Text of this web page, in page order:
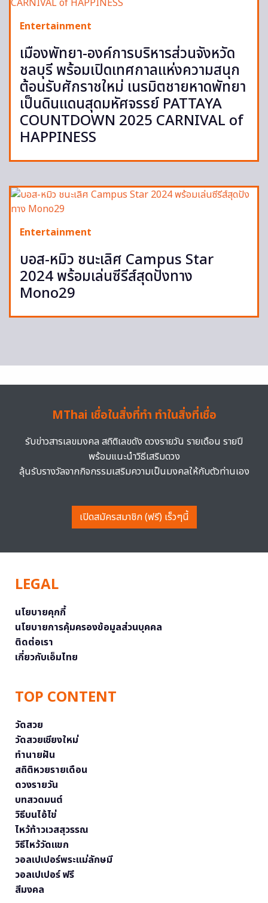
Entertainment
เมืองพัทยา-องค์การบริหารส่วนจังหวัด
ชลบุรี พร้อมเปิดเทศกาลแห่งความสนุก
ต้อนรับศักราชใหม่ เนรมิตชายหาดพัทยา
เป็นดินแดนสุดมหัศจรรย์ PATTAYA
COUNTDOWN 2025 CARNIVAL of
HAPPINESS
Entertainment
บอส-หมิว ชนะเลิศ Campus Star
2024 พร้อมเล่นซีรีส์สุดปังทาง
Mono29
MThai เชื่อในสิ่งที่ทำ ทำในสิ่งที่เชื่อ
รับข่าวสารเลขมงคล สถิติเลขดัง ดวงรายวัน รายเดือน รายปี
พร้อมแนะนำวิธีเสริมดวง
ลุ้นรับรางวัลจากกิจกรรมเสริมความเป็นมงคลให้กับตัวท่านเอง
เปิดสมัครสมาชิก (ฟรี) เร็วๆนี้
LEGAL
นโยบายคุกกี้
นโยบายการคุ้มครองข้อมูลส่วนบุคคล
ติดต่อเรา
เกี่ยวกับเอ็มไทย
TOP CONTENT
วัดสวย
วัดสวยเชียงใหม่
ทำนายฝัน
สถิติหวยรายเดือน
ดวงรายวัน
บทสวดมนต์
วิธีบนไอ้ไข่
ไหว้ท้าวเวสสุวรรณ
วิธีไหว้วัดแขก
วอลเปเปอร์พระแม่ลักษมี
วอลเปเปอร์ ฟรี
สีมงคล